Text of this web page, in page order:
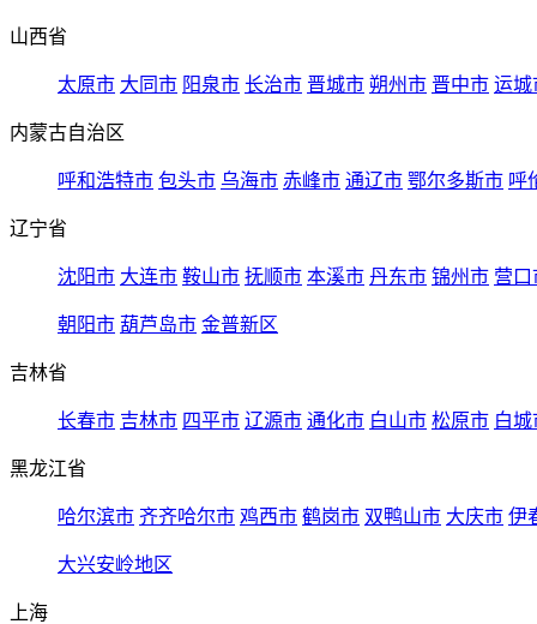
山西省
太原市 大同市 阳泉市 长治市 晋城市 朔州市 晋中市 运城
内蒙古自治区
呼和浩特市 包头市 乌海市 赤峰市 通辽市 鄂尔多斯市 呼
辽宁省
沈阳市 大连市 鞍山市 抚顺市 本溪市 丹东市 锦州市 营口
朝阳市 葫芦岛市 金普新区
吉林省
长春市 吉林市 四平市 辽源市 通化市 白山市 松原市 白城
黑龙江省
哈尔滨市 齐齐哈尔市 鸡西市 鹤岗市 双鸭山市 大庆市 伊
大兴安岭地区
上海